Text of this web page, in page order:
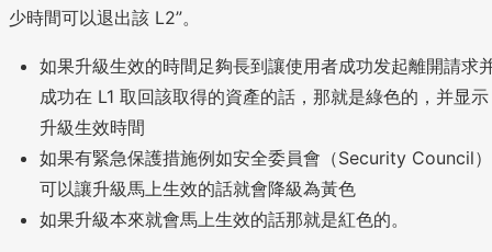
少時間可以退出該 L2”。
如果升級生效的時間足夠長到讓使用者成功发起離開請求
成功在 L1 取回該取得的資產的話，那就是綠色的，并显示
升級生效時間
如果有緊急保護措施例如安全委員會（Security Council）
可以讓升級馬上生效的話就會降級為黃色
如果升級本來就會馬上生效的話那就是紅色的。